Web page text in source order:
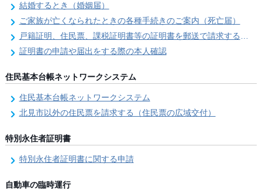
結婚するとき（婚姻届）
ご家族が亡くなられたときの各種手続きのご案内（死亡届）
戸籍証明、住民票、課税証明書等の証明書を郵送で請求する際の本人確認
証明書の申請や届出をする際の本人確認
住民基本台帳ネットワークシステム
住民基本台帳ネットワークシステム
北見市以外の住民票を請求する（住民票の広域交付）
特別永住者証明書
特別永住者証明書に関する申請
自動車の臨時運行